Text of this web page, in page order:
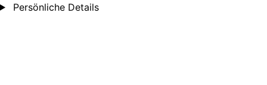
Persönliche Details